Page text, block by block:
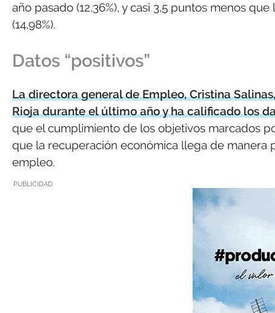
año pasado (12,36%), y casi 3,5 puntos menos
(14,98%).
Datos “positivos”
La directora general de Empleo, Cristina
Rioja durante el último año y ha calificado los
que el cumplimiento de los objetivos marcados
que la recuperación económica llega de manera
empleo.
PUBLICIDAD